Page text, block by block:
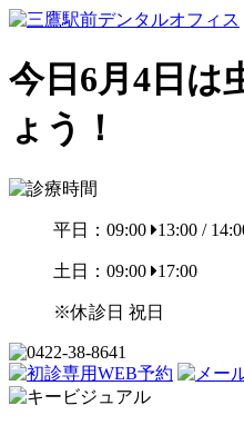
今日6月4日は
ょう！
平日：09:00 13:00 /
土日：09:00 17:00
※休診日 祝日